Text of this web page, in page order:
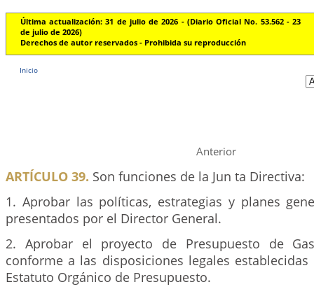
Última actualización: 31 de julio de 2026 - (Diario Oficial No. 53.562 - 23
de julio de 2026)
Derechos de autor reservados - Prohibida su reproducción
Inicio
Anterior
ARTÍCULO 39. Son funciones de la Jun ta Directiva:
1. Aprobar las políticas, estrategias y planes
presentados por el Director General.
2. Aprobar el proyecto de Presupuesto de
conforme a las disposiciones legales
Estatuto Orgánico de Presupuesto.